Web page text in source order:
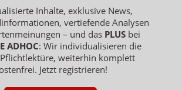
, APOTHEKE ADHOC ist ein Dienst der ELPATO
Inhalte, exklusive News,
vertiefende Analysen
– und das PLUS bei
ADHOC: Wir individualisieren die
weiterhin komplett
Jetzt registrieren!